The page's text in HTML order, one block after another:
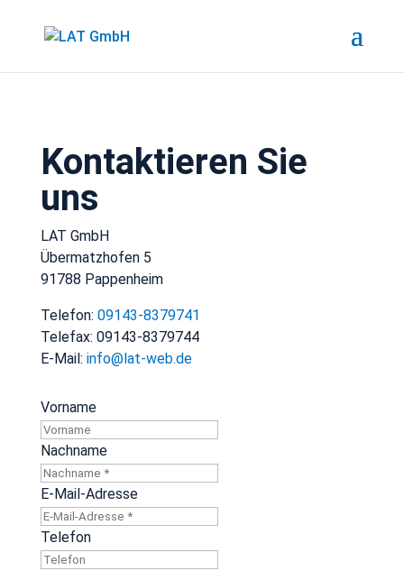
Kontaktieren Sie
uns
LAT GmbH
Übermatzhofen 5
91788 Pappenheim
Telefon: 09143-8379741
Telefax: 09143-8379744
E-Mail: info@lat-web.de
Vorname
Nachname
E-Mail-Adresse
Telefon